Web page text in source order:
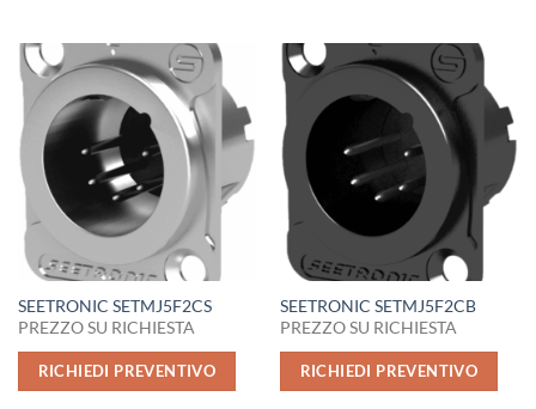
SEETRONIC SETMJ5F2CS
PREZZO SU RICHIESTA
RICHIEDI PREVENTIVO
SEETRONIC SETMJ5F2CB
PREZZO SU RICHIESTA
RICHIEDI PREVENTIVO